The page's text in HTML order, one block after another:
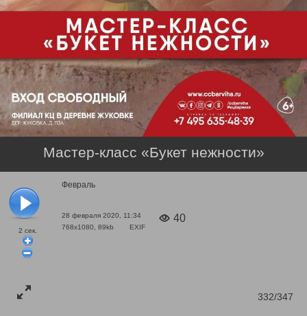
2 сек.
Февраль
28 февраля 2020, 11:34
768x1080, 89kb
EXIF
40
332/347
Мастер-класс «Букет нежности»